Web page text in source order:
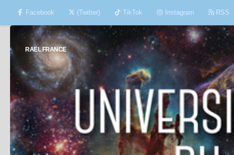
Skip to content
Facebook (Twitter) TikTok Instagram RSS
RAËL FRANCE